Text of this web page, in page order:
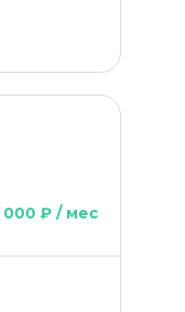
000 ₽ / мес